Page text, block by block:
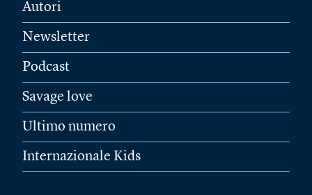
Autori
Newsletter
Podcast
Savage love
Ultimo numero
Internazionale Kids